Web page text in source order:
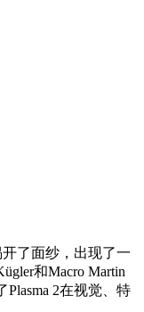
开了面纱，出现了一
和Macro Martin
Plasma 2在视觉、特